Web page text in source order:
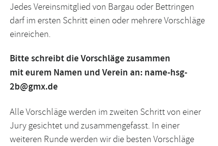
Jedes Vereinsmitglied von Bargau oder Bettringen
darf im ersten Schritt einen oder mehrere Vorschläge
einreichen.
Bitte schreibt die Vorschläge zusammen
mit eurem Namen und Verein an: name-hsg-
2b@gmx.de
Alle Vorschläge werden im zweiten Schritt von einer
Jury gesichtet und zusammengefasst. In einer
weiteren Runde werden wir die besten Vorschläge